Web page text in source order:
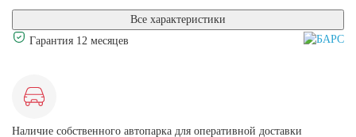
Все характеристики
Гарантия 12 месяцев
Наличие собственного автопарка для оперативной доставки